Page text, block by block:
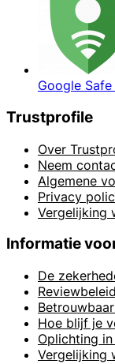
Google
Trustprofile
Over
Neem
Algemene
Privacy
Vergelijking
Informatie
De
Reviewbeleid
Hoe blijf je
Oplichting
Vergelijking